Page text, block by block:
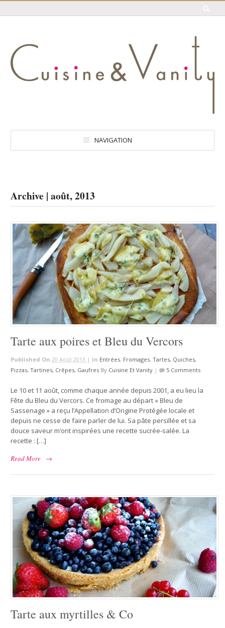
NAVIGATION
Archive | août, 2013
Tarte aux poires et Bleu du Vercors
Published On 20 Août 2013 | In Entrées, Fromages,Tartes, Quiches,
Pizzas, Tartines, Crêpes, Gaufres By Cuisine Et Vanity | 5 Comments
Le 10 et 11 août, comme chaque année depuis 2001, a eu lieu la
Fête du Bleu du Vercors. Ce fromage au départ « Bleu de
Sassenage » a reçu l’Appellation d’Origine Protégée locale et
depuis ne cesse de faire parler de lui. Sa pâte persillée et sa
douce saveur m’ont inspirées une recette sucrée-salée. La
recette : […]
Read More
→
Tarte aux myrtilles & Co